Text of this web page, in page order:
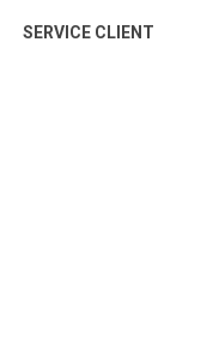
SERVICE CLIENT